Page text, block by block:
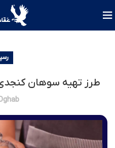
طرز تهیه سوهان کنجدی